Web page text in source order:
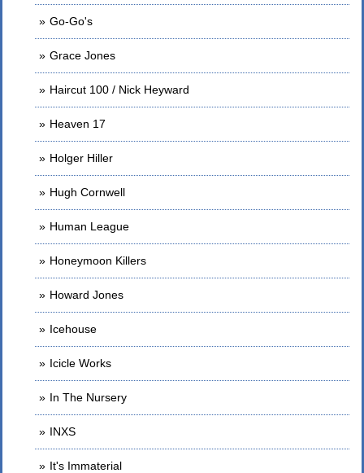
Go-Go's
Grace Jones
Haircut 100 / Nick Heyward
Heaven 17
Holger Hiller
Hugh Cornwell
Human League
Honeymoon Killers
Howard Jones
Icehouse
Icicle Works
In The Nursery
INXS
It's Immaterial